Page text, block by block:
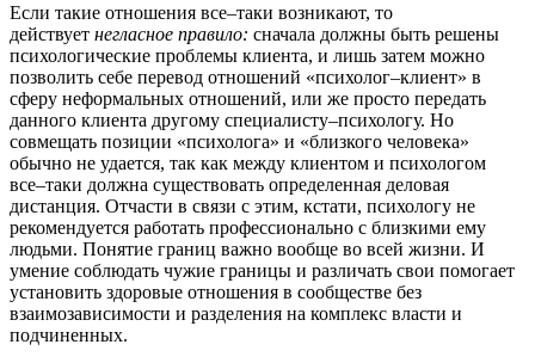
Если такие отношения все–таки возникают, то
действует негласное правило: сначала должны быть решены
психологические проблемы клиента, и лишь затем можно
позволить себе перевод отношений «психолог–клиент» в
сферу неформальных отношений, или же просто передать
данного клиента другому специалисту–психологу. Но
совмещать позиции «психолога» и «близкого человека»
обычно не удается, так как между клиентом и психологом
все–таки должна существовать определенная деловая
дистанция. Отчасти в связи с этим, кстати, психологу не
рекомендуется работать профессионально с близкими ему
людьми. Понятие границ важно вообще во всей жизни. И
умение соблюдать чужие границы и различать свои помогает
установить здоровые отношения в сообществе без
взаимозависимости и разделения на комплекс власти и
подчиненных.